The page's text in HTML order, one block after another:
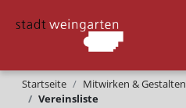
Startseite Mitwirken & Gestalten
Vereinsliste